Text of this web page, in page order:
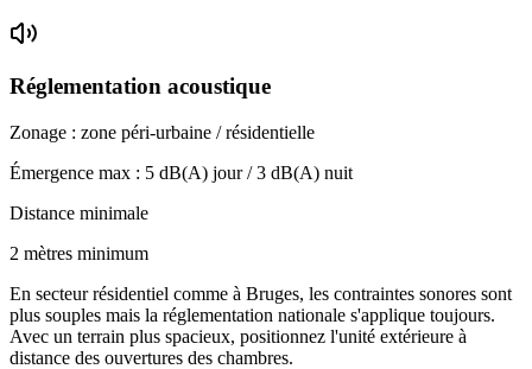
Réglementation acoustique
Zonage : zone péri-urbaine / résidentielle
Émergence max : 5 dB(A) jour /3 dB(A) nuit
Distance minimale
2 mètres minimum
En secteur résidentiel comme à Bruges, les contraintes sonores sont
plus souples mais la réglementation nationale s'applique toujours.
Avec un terrain plus spacieux, positionnez l'unité extérieure à
distance des ouvertures des chambres.